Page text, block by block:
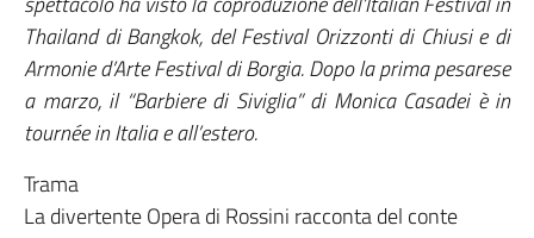
Thailand di Bangkok, del Festival Orizzonti di Chiusi e di
Armonie d’Arte Festival di Borgia. Dopo la prima pesarese
a marzo, il “Barbiere di Siviglia” di Monica Casadei è in
tournée in Italia e all’estero.
Trama
La divertente Opera di Rossini racconta del conte